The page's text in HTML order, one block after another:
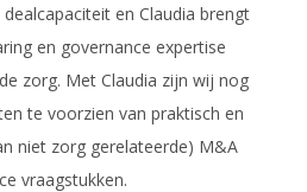
en Claudia brengt
en governance expertise
zorg. Met Claudia zijn wij nog
te voorzien van praktisch en
niet zorg gerelateerde) M&A
vraagstukken.